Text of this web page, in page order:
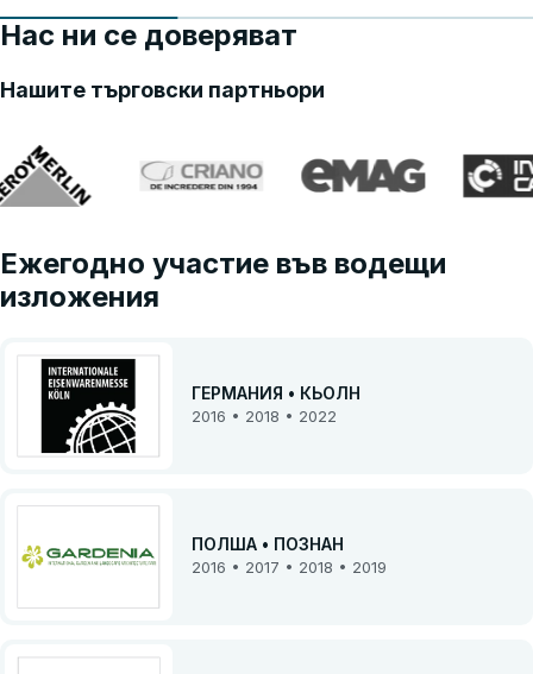
Нас ни се доверяват
Нашите търговски партньори
Ежегодно участие във водещи
изложения
ГЕРМАНИЯ • КЬОЛН
2016 • 2018 • 2022
ПОЛША • ПОЗНАН
2016 • 2017 • 2018 • 2019